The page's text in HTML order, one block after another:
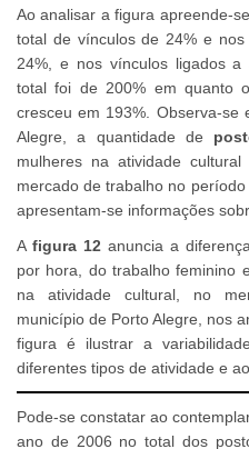
Ao analisar a figura apreende-
total de vínculos de 24% e
24%, e nos vínculos ligados a
total foi de 200% em quanto
cresceu em 193%. Observa-
Alegre, a quantidade de
mulheres na atividade
mercado de trabalho no
apresentam-se informações
A figura 12 anuncia a
por hora, do trabalho feminino
na atividade cultural, no
município de Porto Alegre, nos
figura é ilustrar a
diferentes tipos de atividade e
Pode-se constatar ao
ano de 2006 no total dos